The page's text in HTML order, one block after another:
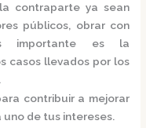
contraparte ya sean
públicos, obrar con
importante es la
casos llevados por los
contribuir a mejorar
de tus intereses.